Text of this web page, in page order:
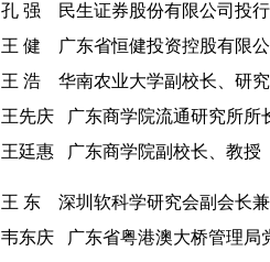
孔 强
民生证券股份有限公司投
王 健
广东省恒健投资控股有限
王 浩
华南农业大学副校长、研
王先庆
广东商学院流通研究所所
王廷惠
广东商学院副校长、教授
王 东
深圳软科学研究会副会长
韦东庆
广东省粤港澳大桥管理局